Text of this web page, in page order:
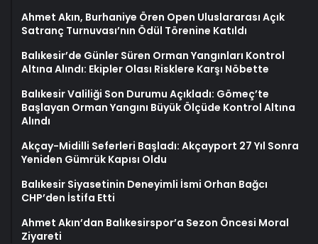
Ahmet Akın, Burhaniye Ören Open Uluslararası Açık
Satranç Turnuvası’nın Ödül Törenine Katıldı
Balıkesir’de Günler Süren Orman Yangınları Kontrol
Altına Alındı: Ekipler Olası Risklere Karşı Nöbette
Balıkesir Valiliği Son Durumu Açıkladı: Gömeç’te
Başlayan Orman Yangını Büyük Ölçüde Kontrol Altına
Alındı
Akçay-Midilli Seferleri Başladı: Akçayport 27 Yıl Sonra
Yeniden Gümrük Kapısı Oldu
Balıkesir Siyasetinin Deneyimli İsmi Orhan Bağcı
CHP’den İstifa Etti
Ahmet Akın’dan Balıkesirspor’a Sezon Öncesi Moral
Ziyareti